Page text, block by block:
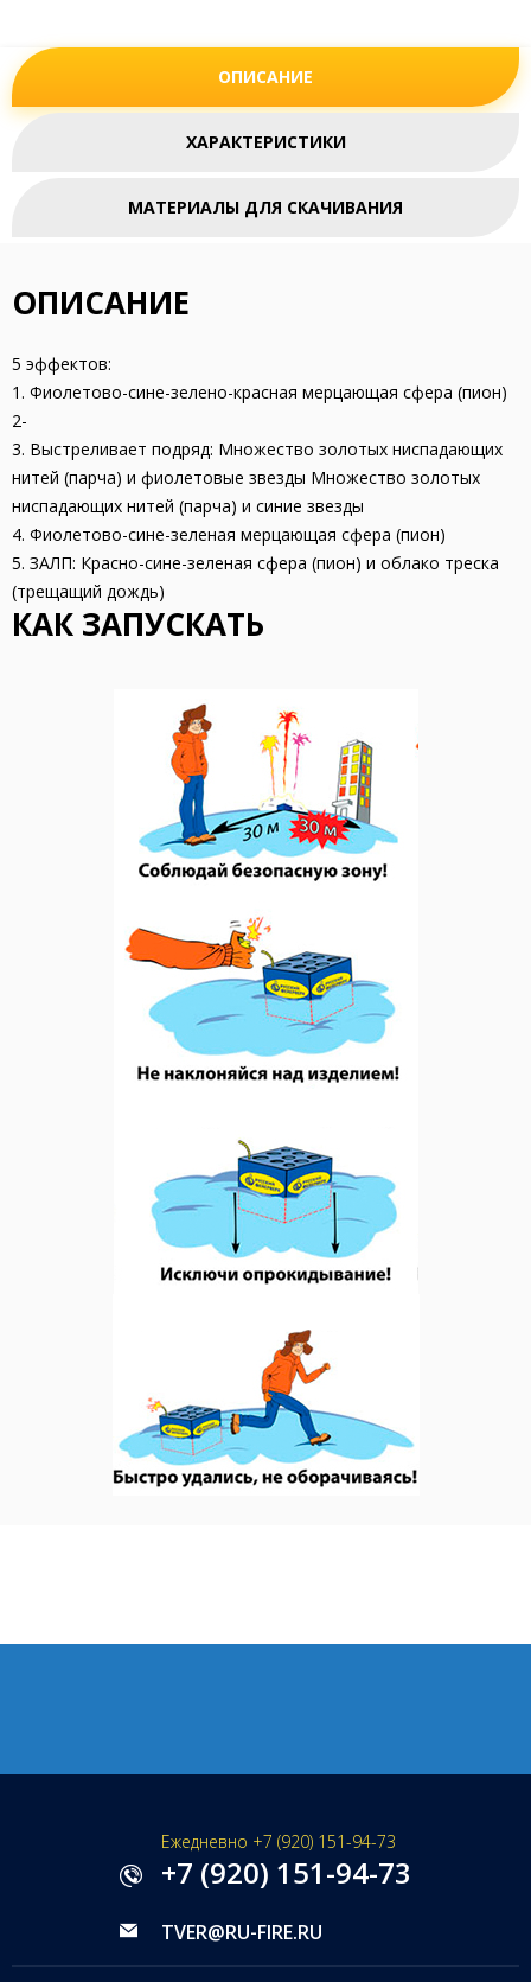
ОПИСАНИЕ
ХАРАКТЕРИСТИКИ
МАТЕРИАЛЫ ДЛЯ СКАЧИВАНИЯ
ОПИСАНИЕ
5 эффектов:
1. Фиолетово-сине-зелено-красная мерцающая сфера (пион)
2-
3. Выстреливает подряд: Множество золотых ниспадающих
нитей (парча) и фиолетовые звезды Множество золотых
ниспадающих нитей (парча) и синие звезды
4. Фиолетово-сине-зеленая мерцающая сфера (пион)
5. ЗАЛП: Красно-сине-зеленая сфера (пион) и облако треска
(трещащий дождь)
КАК ЗАПУСКАТЬ
Ежедневно +7 (920) 151-94-73
+7 (920) 151-94-73
TVER@RU-FIRE.RU